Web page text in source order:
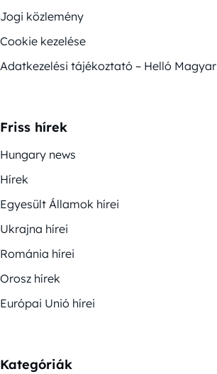
Jogi közlemény
Cookie kezelése
Adatkezelési tájékoztató – Helló Magyar
Friss hírek
Hungary news
Hírek
Egyesült Államok hírei
Ukrajna hírei
Románia hírei
Orosz hírek
Európai Unió hírei
Kategóriák